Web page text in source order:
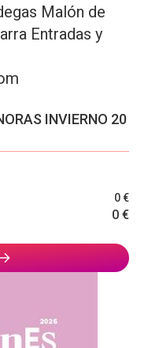
Malón de
Entradas y
INVIERNO 20
0 €
0 €